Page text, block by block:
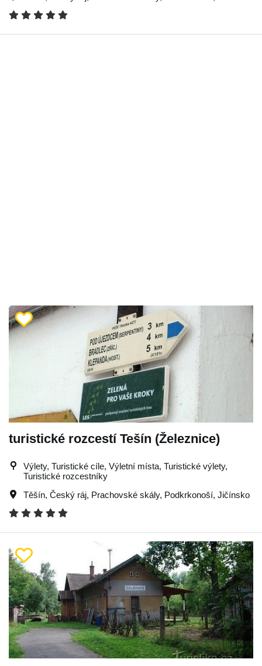
turistické rozcestí Tešín (Železnice)
Výlety, Turistické cíle, Výletní místa, Turistické výlety,
Turistické rozcestníky
Těšín, Český ráj, Prachovské skály, Podkrkonoší, Jičínsko